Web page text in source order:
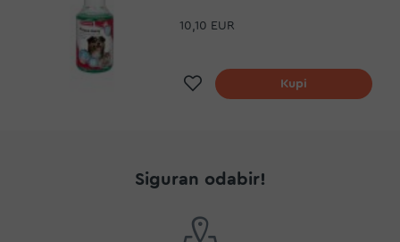
10,10 EUR
Dodaj na listu želja
Kupi
Siguran odabir!